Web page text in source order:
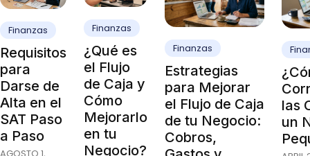
Finanzas
Requisitos
para
Darse de
Alta en el
SAT Paso
a Paso
AGOSTO 1,
Finanzas
¿Qué es
el Flujo
de Caja y
Cómo
Mejorarlo
en tu
Negocio?
Finanzas
Estrategias
para Mejorar
el Flujo de Caja
de tu Negocio:
Cobros,
las
un